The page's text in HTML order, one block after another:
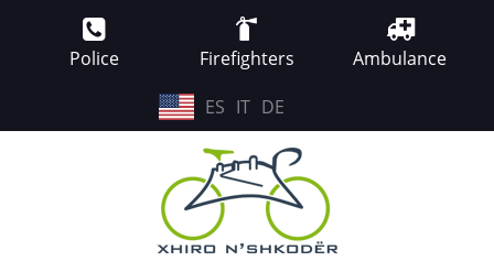
Police Firefighters Ambulance
ES IT DE